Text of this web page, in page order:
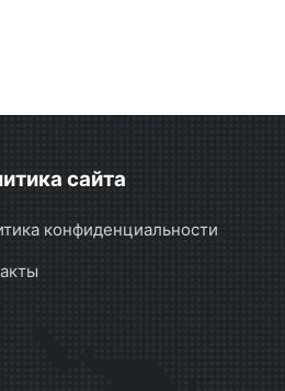
сайта
конфиденциальности